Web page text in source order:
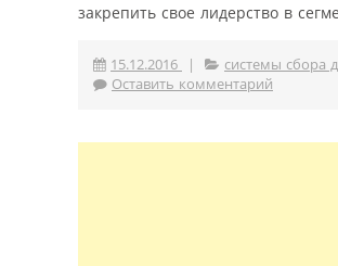
закрепить свое лидерство в
15.12.2016 |
системы сбора
Оставить комментарий